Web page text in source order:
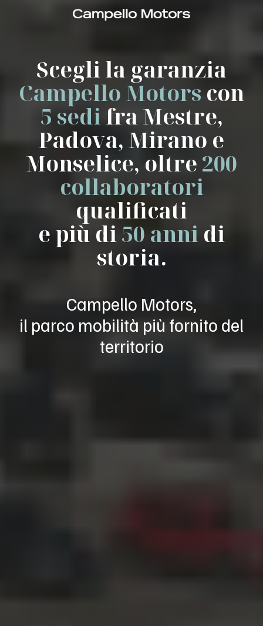
Scegli la garanzia
Campello Motors con
5 sedifra Mestre,
Padova, Mirano e
Monselice, oltre 200
collaboratori
qualificati
e più di50 anni di
storia.
Campello Motors,
il parco mobilità più fornito del
territorio